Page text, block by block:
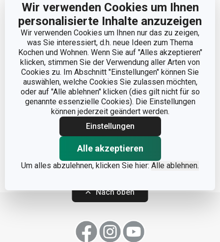
Wir verwenden Cookies um Ihnen
personalisierte Inhalte anzuzeigen
Wir verwenden Cookies um Ihnen nur das zu zeigen,
was Sie interessiert, d.h. neue Ideen zum Thema
Kochen und Wohnen. Wenn Sie auf "Alles akzeptieren"
klicken, stimmen Sie der Verwendung aller Arten von
Cookies zu. Im Abschnitt "Einstellungen" können Sie
auswählen, welche Cookies Sie zulassen möchten,
oder auf "Alle ablehnen" klicken (dies gilt nicht für so
genannte essenzielle Cookies). Die Einstellungen
können jederzeit geändert werden.
Einstellungen
Alle akzeptieren
Um alles abzulehnen, klicken Sie hier: Alle ablehnen.
Tasse EMOTION 440 ml
9,90 €
Farbe wählen
Dessertteller EMOTION
ø 20 cm
9,90 €
Nicht lieferbar
Farbe wählen
Nach oben